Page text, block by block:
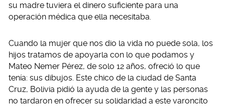
su madre tuviera el dinero suficiente para una
operación médica que ella necesitaba.
Cuando la mujer que nos dio la vida no puede sola, los
hijos tratamos de apoyarla con lo que podamos y
Mateo Nemer Pérez, de solo 12 años, ofreció lo que
tenía: sus dibujos. Este chico de la ciudad de Santa
Cruz, Bolivia pidió la ayuda de la gente y las personas
no tardaron en ofrecer su solidaridad a este varoncito